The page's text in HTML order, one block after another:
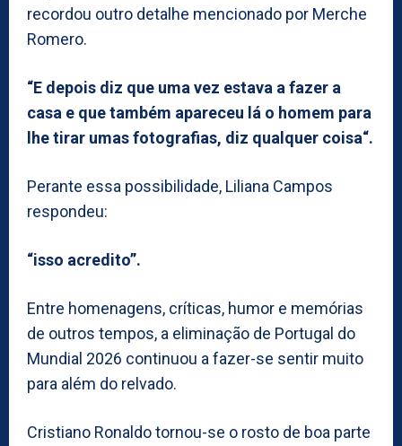
recordou outro detalhe mencionado por Merche
Romero.
“E depois diz que uma vez estava a fazer a
casa e que também apareceu lá o homem para
lhe tirar umas fotografias, diz qualquer coisa“.
Perante essa possibilidade, Liliana Campos
respondeu:
“isso acredito”.
Entre homenagens, críticas, humor e memórias
de outros tempos, a eliminação de Portugal do
Mundial 2026 continuou a fazer-se sentir muito
para além do relvado.
Cristiano Ronaldo tornou-se o rosto de boa parte